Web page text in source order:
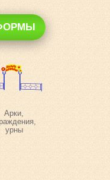
Арки,
урны